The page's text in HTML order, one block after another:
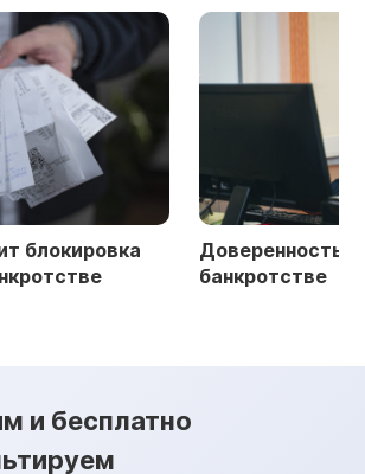
блокировка
Доверенность
банкротстве
и бесплатно